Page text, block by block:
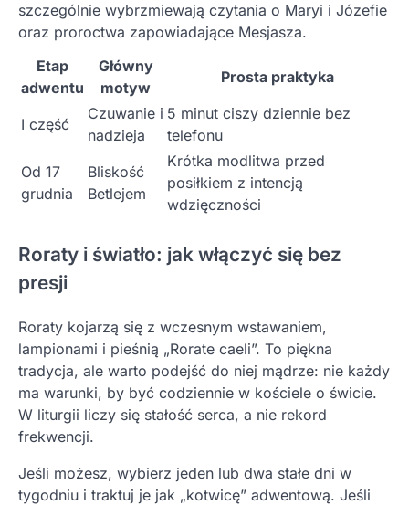
szczególnie wybrzmiewają czytania o Maryi i Józefie
oraz proroctwa zapowiadające Mesjasza.
Etap
adwentu
Główny
motyw
Prosta praktyka
I część
Czuwanie i
nadzieja
5 minut ciszy dziennie bez
telefonu
Od 17
grudnia
Bliskość
Betlejem
Krótka modlitwa przed
posiłkiem z intencją
wdzięczności
Roraty i światło: jak włączyć się bez
presji
Roraty kojarzą się z wczesnym wstawaniem,
lampionami i pieśnią „Rorate caeli”. To piękna
tradycja, ale warto podejść do niej mądrze: nie każdy
ma warunki, by być codziennie w kościele o świcie.
W liturgii liczy się stałość serca, a nie rekord
frekwencji.
Jeśli możesz, wybierz jeden lub dwa stałe dni w
tygodniu i traktuj je jak „kotwicę” adwentową. Jeśli